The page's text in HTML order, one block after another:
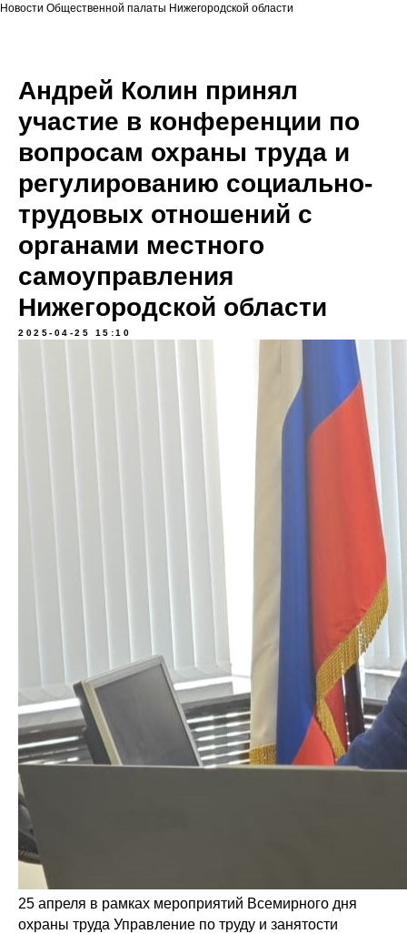
Новости Общественной палаты Нижегородской области
Андрей Колин принял
участие в конференции по
вопросам охраны труда и
регулированию социально-
трудовых отношений с
органами местного
самоуправления
Нижегородской области
2025-04-25 15:10
25 апреля в рамках мероприятий Всемирного дня
охраны труда Управление по труду и занятости